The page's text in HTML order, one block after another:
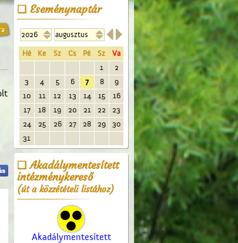
Eseménynaptár

Hé Ke Sz Cs Pé Sz
Va
1
2
3
4 5 6 7 8
9
10
11 12 13 14 15
16
17
18 19 20 21 22
23
24
25 26 27 28 29
30
31
Akadálymentesített
intézménykereső
(út a közzétételi listához)
Akadálymentesített